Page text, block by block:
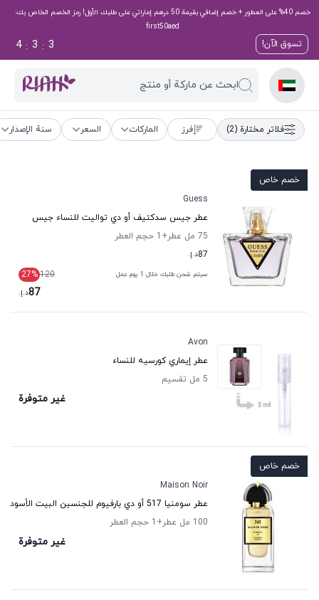
خصم 40% على العطور + خصم إضافي بقيمة 50 درهم إماراتي على طلبك الأول! رمز الخصم الخاص بك:
first50aed
تسوق الآن! 3
:
3
:
4
ابحث عن ماركة أو منتج
فلاتر مختارة (2) فرز الماركات السعر سنة الإصدار
خصم خاص
Guess
عطر جيس سدكتيف أو دي تواليت للنساء جيس
75 مل عطر
+1
حجم العطر
87د.إ.
سيتم شحن طلبك خلال 1 يوم عمل 120
27%
87د.إ.
Avon
عطر إيماري كورسيه للنساء
5 مل تقسيم
غير متوفرة
خصم خاص
Maison Noir
عطر سومنيا 517 أو دي بارفيوم للجنسين البيت الأسود
100 مل عطر
+1 حجم العطر
غير متوفرة